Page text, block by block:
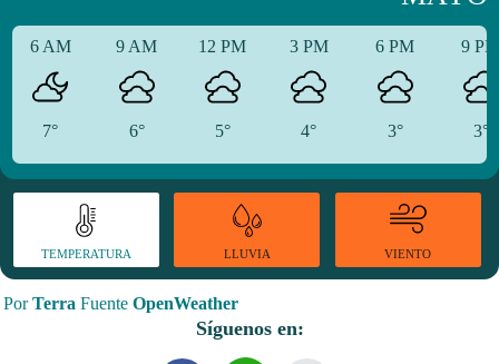
6 AM
7°
9 AM
6°
12 PM
5°
3 PM
4°
6 PM
3°
9
3°
TEMPERATURA LLUVIA VIENTO
PorTerra Fuente OpenWeather
Síguenos en: